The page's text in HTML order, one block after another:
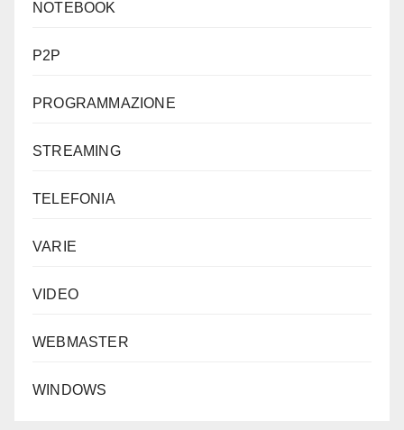
NOTEBOOK
P2P
PROGRAMMAZIONE
STREAMING
TELEFONIA
VARIE
VIDEO
WEBMASTER
WINDOWS